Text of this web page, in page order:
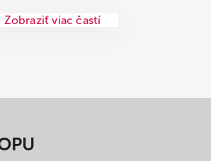
Zobraziť viac častí